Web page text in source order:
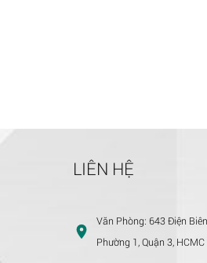
LIÊN HỆ
Văn Phòng: 643 Điện
Phường 1, Quận 3, HCMC